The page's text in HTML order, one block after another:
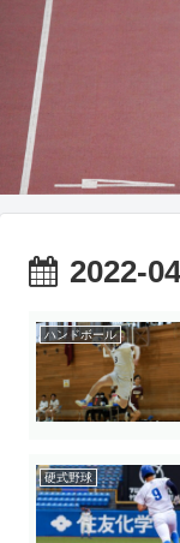
2022-04
ハンドボール
硬式野球